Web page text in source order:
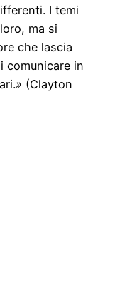
I temi
ma si
che lascia
comunicare in
» (Clayton